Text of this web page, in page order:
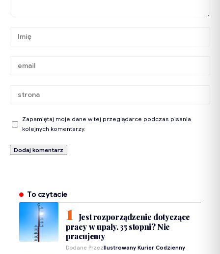
Zapamiętaj moje dane w tej przeglądarce podczas pisania
kolejnych komentarzy.
To czytacie
Jest rozporządzenie dotyczące
pracy w upały. 35 stopni? Nie
pracujemy
Dodane PrzezIlustrowany Kurier Codzienny